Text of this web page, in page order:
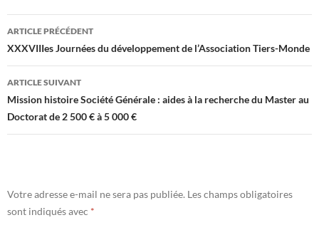
Navigation
des
articles
ARTICLE PRÉCÉDENT
XXXVIIIes Journées du développement de l’Association Tiers-Monde
ARTICLE SUIVANT
Mission histoire Société Générale : aides à la recherche du Master au
Doctorat de 2 500 € à 5 000 €
Votre adresse e-mail ne sera pas publiée. Les champs obligatoires
sont indiqués avec *